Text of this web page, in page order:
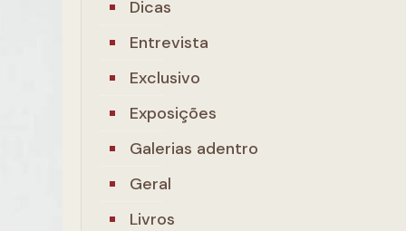
Dicas
Entrevista
Exclusivo
Exposições
Galerias adentro
Geral
Livros